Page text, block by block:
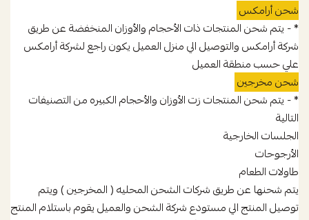
شحن أرامكس
* - يتم شحن المنتجات ذات الأحجام والأوزان المنخفضة عن طريق
شركة أرامكس والتوصيل الي منزل العميل يكون راجع لشركة أرامكس
علي حسب منطقة العميل
شحن مخرجين
* - يتم شحن المنتجات زت الأوزان والأحجام الكبيره من التصنيفات
التالية
الجلسات الخارجية
الأرجوحات
طاولات الطعام
يتم شحنها عن طريق شركات الشحن المحليه ( المخرجين ) ويتم
توصيل المنتج الي مستودع شركة الشحن والعميل يقوم باستلام المنتج